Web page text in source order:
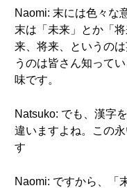
Naomi: 末には色々な
末は「未来」とか「
来、将来、というの
うのは皆さん知って
味です。
Natsuko: でも、漢字
違いますよね。この
す
Naomi: ですから、「